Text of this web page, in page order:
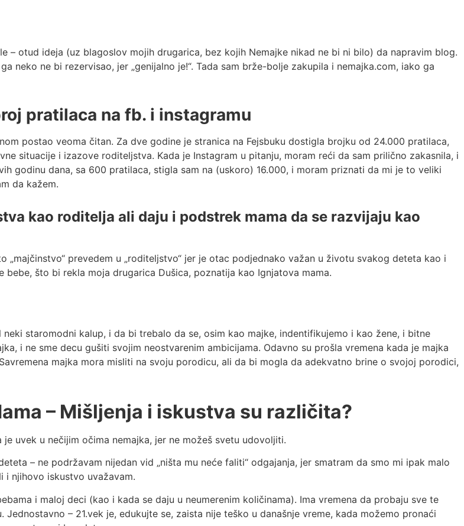
– otud ideja (uz blagoslov mojih drugarica, bez kojih Nemajke nikad ne bi ni bilo) da napravim blog.
neko ne bi rezervisao, jer „genijalno je!“. Tada sam brže-bolje zakupila i nemajka.com, iako ga
pratilaca na fb. i instagramu
postao veoma čitan. Za dve godine je stranica na Fejsbuku dostigla brojku od 24.000 pratilaca,
situacije i izazove roditeljstva. Kada je Instagram u pitanju, moram reći da sam prilično zakasnila, i
godinu dana, sa 600 pratilaca, stigla sam na (uskoro) 16.000, i moram priznati da mi je to veliki
da kažem.
kao roditelja ali daju i podstrek mama da se razvijaju kao
prevedem u „roditeljstvo“ jer je otac podjednako važan u životu svakog deteta kao i
bebe, što bi rekla moja drugarica Dušica, poznatija kao Ignjatova mama.
staromodni kalup, i da bi trebalo da se, osim kao majke, indentifikujemo i kao žene, i bitne
i ne sme decu gušiti svojim neostvarenim ambicijama. Odavno su prošla vremena kada je majka
majka mora misliti na svoju porodicu, ali da bi mogla da adekvatno brine o svojoj porodici,
– Mišljenja i iskustva su različita?
je uvek u nečijim očima nemajka, jer ne možeš svetu udovoljiti.
– ne podržavam nijedan vid „ništa mu neće faliti“ odgajanja, jer smatram da smo mi ipak malo
i njihovo iskustvo uvažavam.
i maloj deci (kao i kada se daju u neumerenim količinama). Ima vremena da probaju sve te
– 21.vek je, edukujte se, zaista nije teško u današnje vreme, kada možemo pronaći